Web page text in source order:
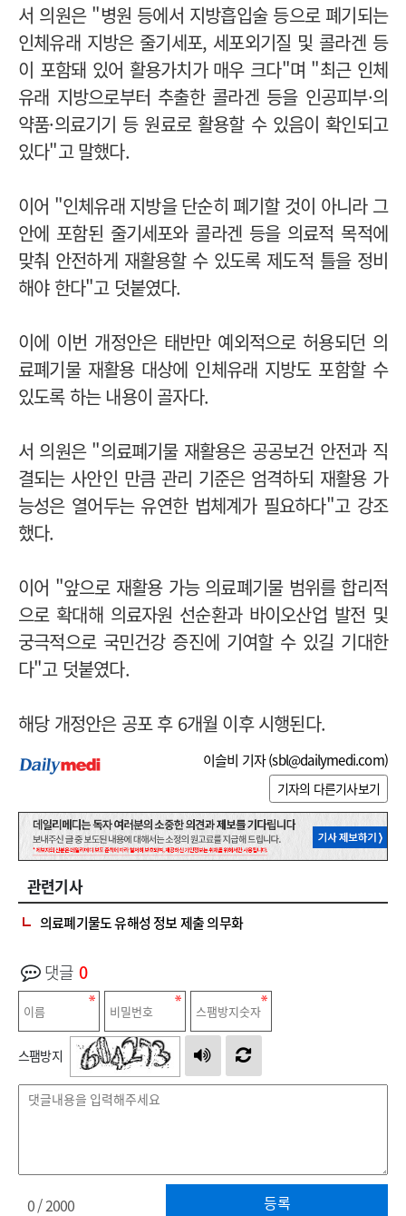
서 의원은 "병원 등에서 지방흡입술 등으로 폐기되는
인체유래 지방은 줄기세포, 세포외기질 및 콜라겐 등
이 포함돼 있어 활용가치가 매우 크다"며 "최근 인체
유래 지방으로부터 추출한 콜라겐 등을 인공피부·의
약품·의료기기 등 원료로 활용할 수 있음이 확인되고
있다"고 말했다.
이어 "인체유래 지방을 단순히 폐기할 것이 아니라 그
안에 포함된 줄기세포와 콜라겐 등을 의료적 목적에
맞춰 안전하게 재활용할 수 있도록 제도적 틀을 정비
해야 한다"고 덧붙였다.
이에 이번 개정안은 태반만 예외적으로 허용되던 의
료폐기물 재활용 대상에 인체유래 지방도 포함할 수
있도록 하는 내용이 골자다.
서 의원은 "의료폐기물 재활용은 공공보건 안전과 직
결되는 사안인 만큼 관리 기준은 엄격하되 재활용 가
능성은 열어두는 유연한 법체계가 필요하다"고 강조
했다.
이어 "앞으로 재활용 가능 의료폐기물 범위를 합리적
으로 확대해 의료자원 선순환과 바이오산업 발전 및
궁극적으로 국민건강 증진에 기여할 수 있길 기대한
다"고 덧붙였다.
해당 개정안은 공포 후 6개월 이후 시행된다.
이슬비 기자 (sbl@dailymedi.com)
기자의 다른기사보기
관련기사
의료폐기물도 유해성 정보 제출 의무화
댓글 0
스팸방지
등록
0/ 2000